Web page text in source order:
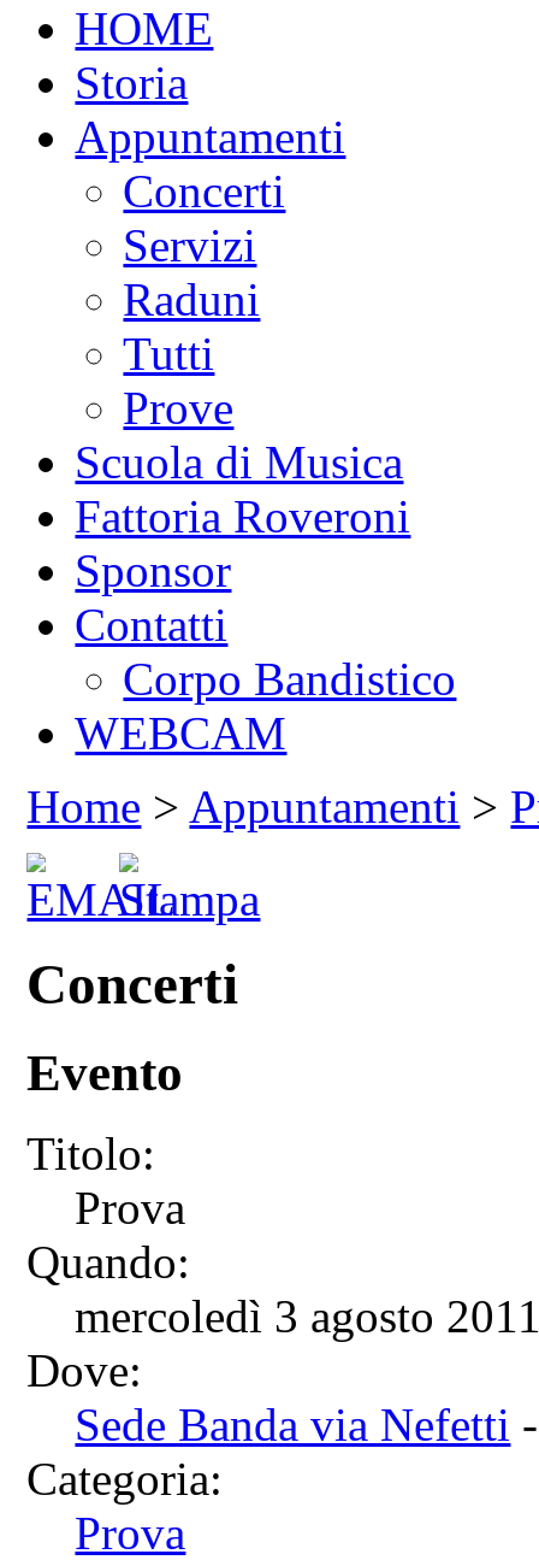
HOME
Storia
Appuntamenti
Concerti
Servizi
Raduni
Tutti
Prove
Scuola di Musica
Fattoria Roveroni
Sponsor
Contatti
Corpo Bandistico
WEBCAM
Home > Appuntamenti >
Concerti
Evento
Titolo:
Prova
Quando:
mercoledì 3 agosto
Dove:
Sede Banda via Nefetti
Categoria:
Prova